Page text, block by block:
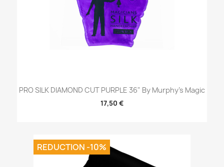
PRO SILK DIAMOND CUT PURPLE 36" By Murphy's Magic
17,50 €
REDUCTION -10%